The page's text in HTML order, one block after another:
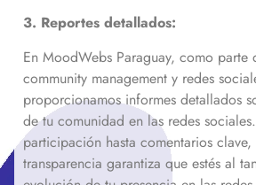
3. Reportes detallados:
En MoodWebs Paraguay, como parte
community management y redes
proporcionamos informes detallados
de tu comunidad en las redes
participación hasta comentarios clave,
transparencia garantiza que estés al